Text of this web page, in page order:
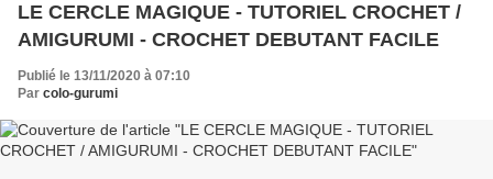
LE CERCLE MAGIQUE - TUTORIEL CROCHET /
AMIGURUMI - CROCHET DEBUTANT FACILE
Publié le 13/11/2020 à 07:10
Par colo-gurumi